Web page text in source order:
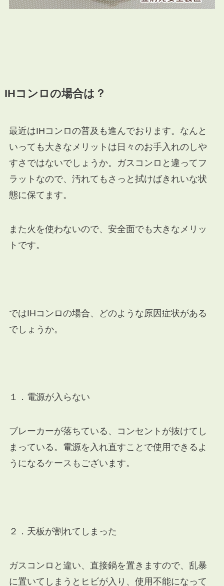
IHコンロの場合は？
最近はIHコンロの普及も進んでおります。なんと
いっても大きなメリットは日々のお手入れのしや
すさではないでしょうか。ガスコンロと違ってフ
ラットなので、汚れてもさっと拭けばきれいな状
態に保てます。
また火を使わないので、安全面でも大きなメリッ
トです。
ではIHコンロの場合、どのような原因症状がある
でしょうか。
１．電源が入らない
ブレーカーが落ちている、コンセントが抜けてし
まっている。電源を入れ直すことで使用できるよ
うになるケースもございます。
２．天板が割れてしまった
ガスコンロと違い、直接鍋を置きますので、乱暴
に置いてしまうとヒビが入り、使用不能になって